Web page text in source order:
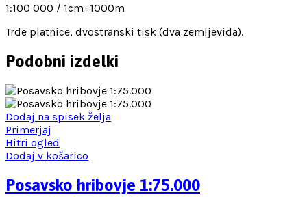
1:100 000 / 1cm=1000m
Trde platnice, dvostranski tisk (dva zemljevida).
Podobni izdelki
Dodaj na spisek želja
Primerjaj
Hitri ogled
Dodaj v košarico
Posavsko hribovje 1:75.000